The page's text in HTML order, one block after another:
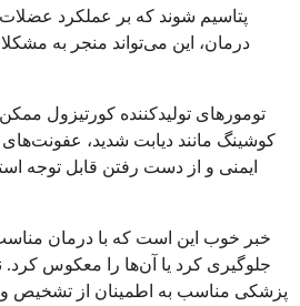
پتاسیم شوند که بر عملکرد
درمان، این می‌تواند منجر به
تومورهای تولیدکننده کورتیزول
کوشینگ مانند دیابت شدید،
ایمنی و از دست رفتن قابل توجه
خبر خوب این است که با درمان
جلوگیری کرد یا آن‌ها را معکوس
پزشکی مناسب به اطمینان از تشخیص